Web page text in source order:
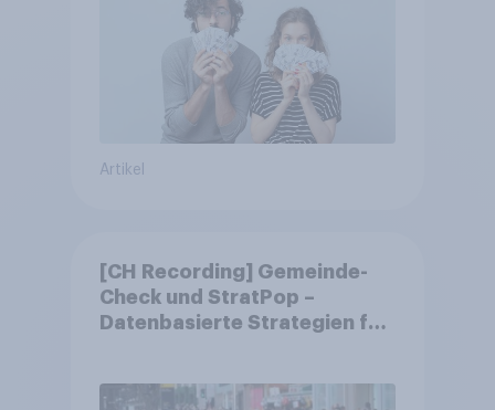
Artikel
[CH Recording] Gemeinde-
Check und StratPop –
Datenbasierte Strategien für